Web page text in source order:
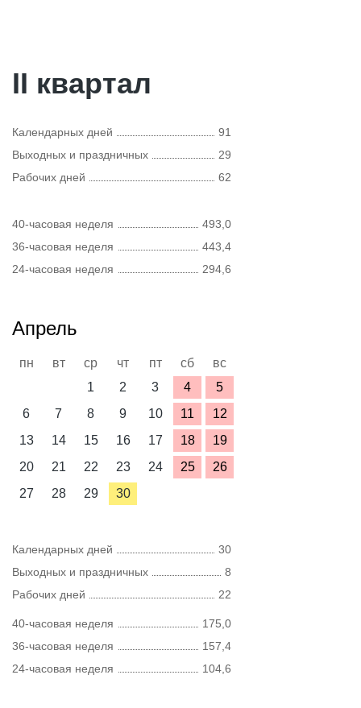
II квартал
Календарных дней
91
Выходных и праздничных
29
Рабочих дней
62
40-часовая неделя
493,0
36-часовая неделя
443,4
24-часовая неделя
294,6
Апрель
пн вт ср чт пт сб
вс
1
2 3 4
5
6
7 8 9 10 11
12
13
14 15 16 17 18
19
20
21 22 23 24 25
26
27
28 29 30
Календарных дней
30
Выходных и праздничных
8
Рабочих дней
22
40-часовая неделя
175,0
36-часовая неделя
157,4
24-часовая неделя
104,6